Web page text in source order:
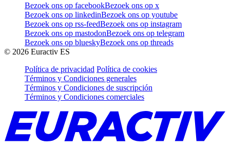
Bezoek ons op facebookBezoek ons op x
Bezoek ons op linkedinBezoek ons op youtube
Bezoek ons op rss-feedBezoek ons op instagram
Bezoek ons op mastodonBezoek ons op telegram
Bezoek ons op blueskyBezoek ons op threads
© 2026 Euractiv ES
Política de privacidad Política de cookies
Términos y Condiciones generales
Términos y Condiciones de suscripción
Términos y Condiciones comerciales